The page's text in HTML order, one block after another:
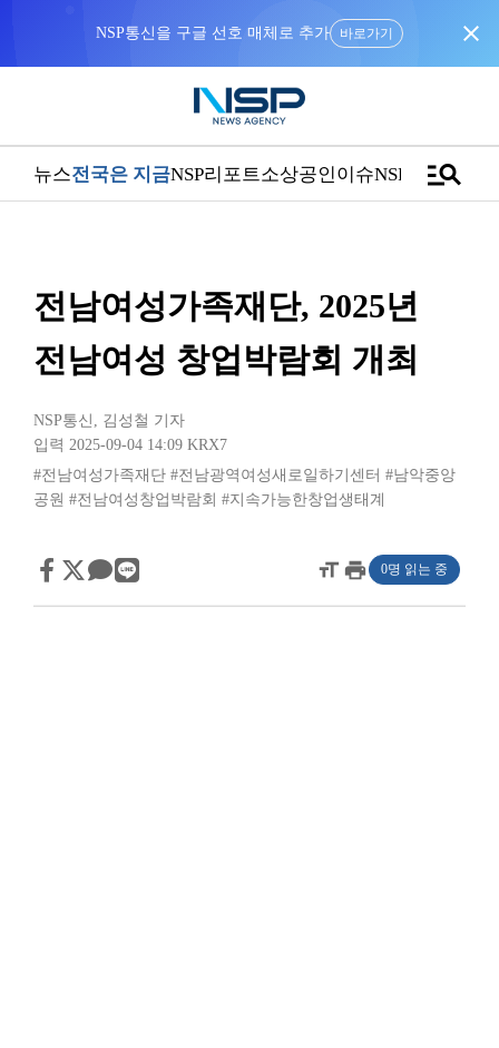
NSP통신을 구글 선호 매체로 추가 바로가기 close
뉴스전국은 지금NSP리포트소상공인이슈NSPTVmanage_search
전남여성가족재단, 2025년
전남여성 창업박람회 개최
NSP통신 , 김성철 기자
입력 2025-09-04 14:09 KRX7
#전남여성가족재단 #전남광역여성새로일하기센터 #남악중앙
공원 #전남여성창업박람회 #지속가능한창업생태계
format_sizeprint 0명 읽는 중